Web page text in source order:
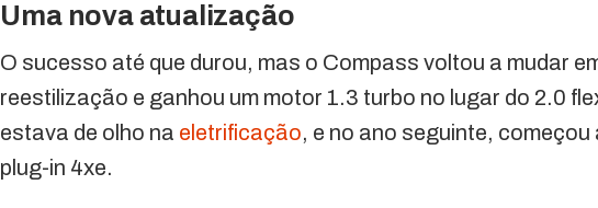
Uma nova atualização
O sucesso até que durou, mas o Compass voltou a mudar
reestilização e ganhou um motor 1.3 turbo no lugar do 2.0
estava de olho na eletrificação, e no ano seguinte,
plug-in 4xe.